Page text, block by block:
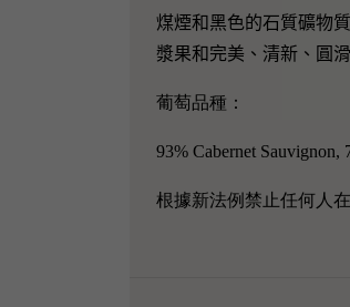
煤煙和黑色的石質礦物
漿果和完美、清新、圓
葡萄品種：
93% Cabernet Sauvignon,
根據新法例禁止任何人